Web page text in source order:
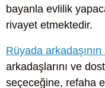
bayanla evlilik
rivayet etmektedir.
Rüyada arkadaşının
arkadaşlarını ve
seçeceğine, refaha